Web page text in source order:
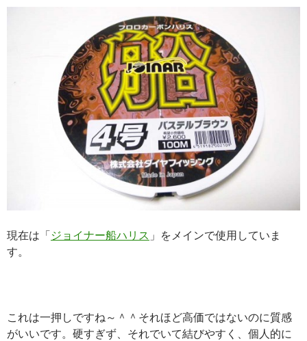
現在は「ジョイナー船ハリス 」をメインで使用していま
す。
これは一押しですね～＾＾それほど高価ではないのに質感
がいいです。硬すぎず、それでいて結びやすく、個人的に